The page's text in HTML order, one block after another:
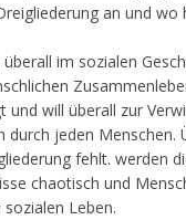
an und wo
im sozialen
und will überall zur
durch jeden Menschen.
fehlt. werden
chaotisch und
Leben.